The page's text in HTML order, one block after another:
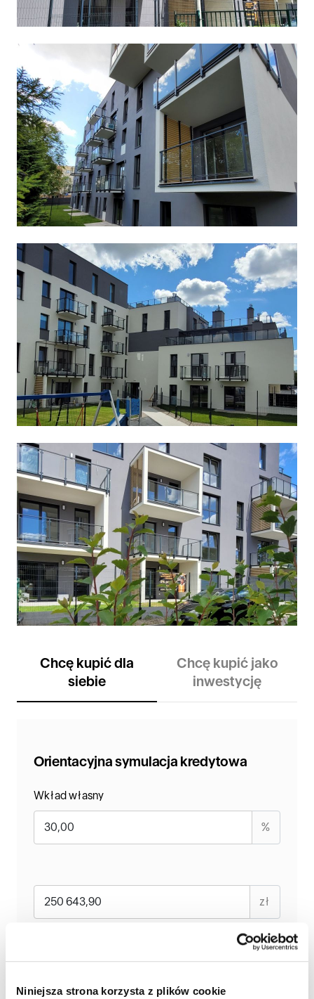
Niniejsza strona korzysta z plików cookie
Chcę kupić dla
siebie
Chcę kupić jako
inwestycję
Orientacyjna symulacja kredytowa
Wkład własny
%
zł